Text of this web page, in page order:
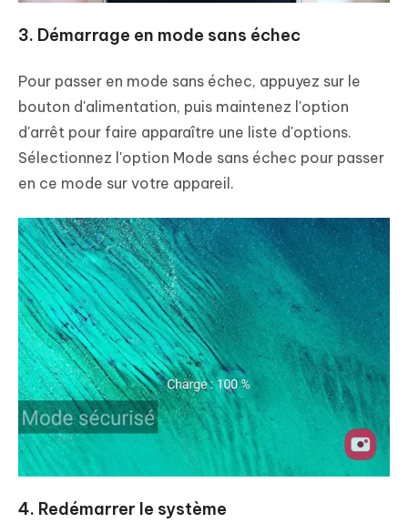
3. Démarrage en mode sans échec
Pour passer en mode sans échec, appuyez sur le
bouton d'alimentation, puis maintenez l'option
d'arrêt pour faire apparaître une liste d'options.
Sélectionnez l'option Mode sans échec pour passer
en ce mode sur votre appareil.
4. Redémarrer le système